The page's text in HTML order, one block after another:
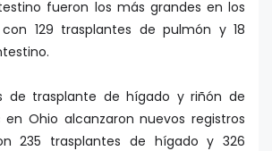
fueron los más grandes en los
con 129 trasplantes de pulmón y 18
de trasplante de hígado y riñón de
en Ohio alcanzaron nuevos registros
235 trasplantes de hígado y 326